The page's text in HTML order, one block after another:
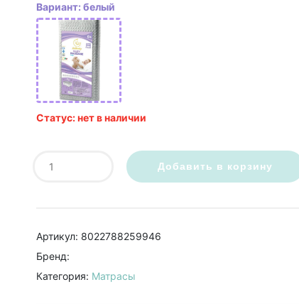
Вариант: белый
Статус: нет в наличии
Добавить в корзину
Артикул: 8022788259946
Бренд:
Категория: Матрасы